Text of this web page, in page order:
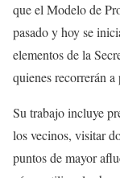
que el Modelo de
pasado y hoy se
elementos de la
quienes recorrerán a
Su trabajo incluye
los vecinos, visitar
puntos de mayor